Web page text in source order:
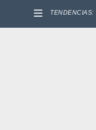
TENDENCIAS: